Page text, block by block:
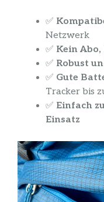
✅
Netzwerk
✅ Kein
✅ Robust
✅ Gute
Tracker bis
✅ Einfach
Einsatz